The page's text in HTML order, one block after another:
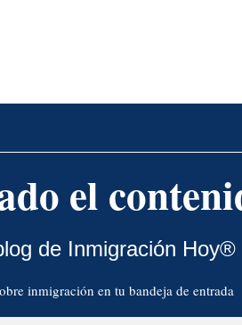
el
de Inmigración Hoy®
inmigración en tu bandeja de entrada